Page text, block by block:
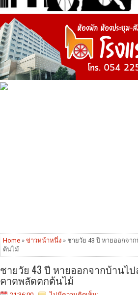
Home » ข่าวหน้าหนึ่ง » ชายวัย 43 ปี หายออกจา
ต้นไม้
ชายวัย 43 ปี หายออกจากบ้านไ
คาดพลัดตกต้นไม้